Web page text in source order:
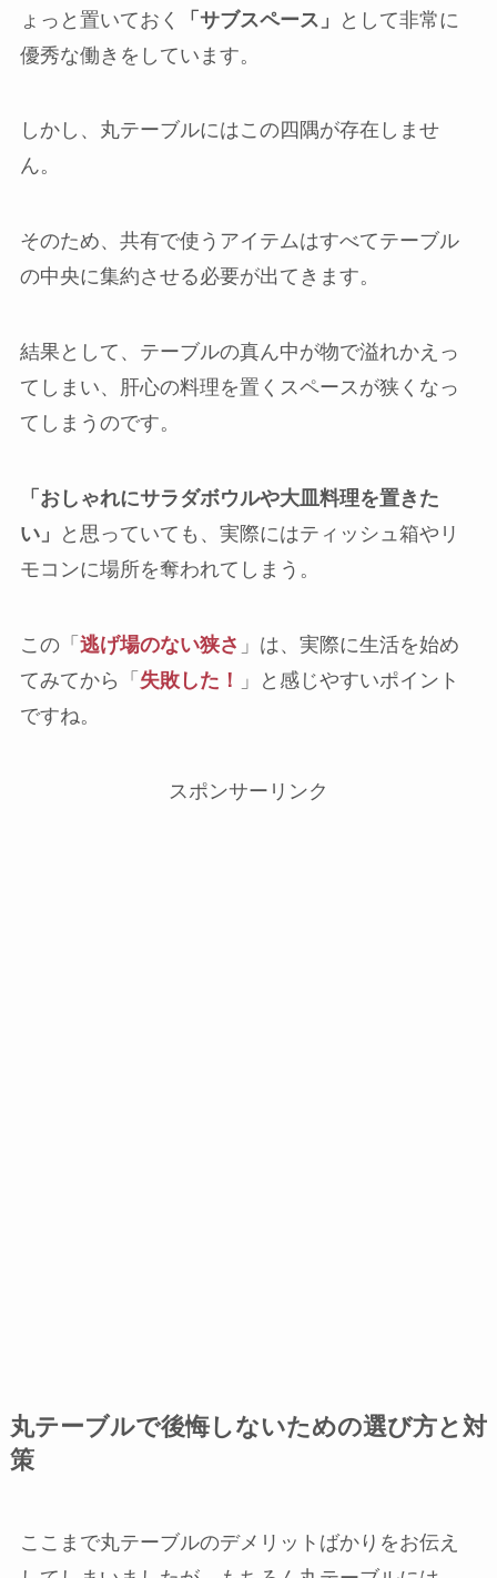
ょっと置いておく 「サブスペース」
として非常に
優秀な働きをしています。
しかし、丸テーブルにはこの四隅が存在しませ
ん。
そのため、共有で使うアイテムはすべてテーブル
の中央に集約させる必要が出てきます。
結果として、テーブルの真ん中が物で溢れかえっ
てしまい、肝心の料理を置くスペースが狭くなっ
てしまうのです。
「おしゃれにサラダボウルや大皿料理を置きた
い」
と思っていても、実際にはティッシュ箱やリ
モコンに場所を奪われてしまう。
この「 逃げ場のない狭さ 」は、実際に生活を始め
てみてから「 失敗した！
」と感じやすいポイント
ですね。
スポンサーリンク
丸テーブルで後悔しないための選び方と対
策
ここまで丸テーブルのデメリットばかりをお伝え